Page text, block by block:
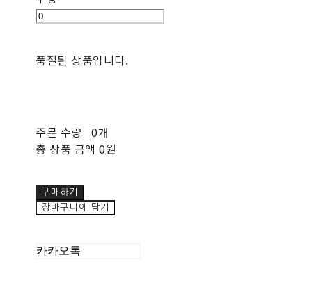
품절된 상품입니다.
주문 수량 0개
총 상품 금액 0원
구매하기
장바구니에 담기
카카오톡